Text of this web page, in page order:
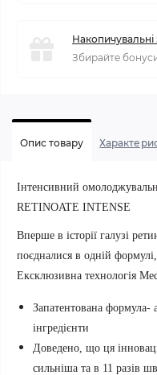
Збирайте
Опис товару
Інтенсивний
RETINOATE INTENSE
Вперше в історії галузі
поєдналися в одній
Ексклюзивна технологія
Запатентована формула-
інгредієнти
Доведено, що ця
сильніша та в 11 разів